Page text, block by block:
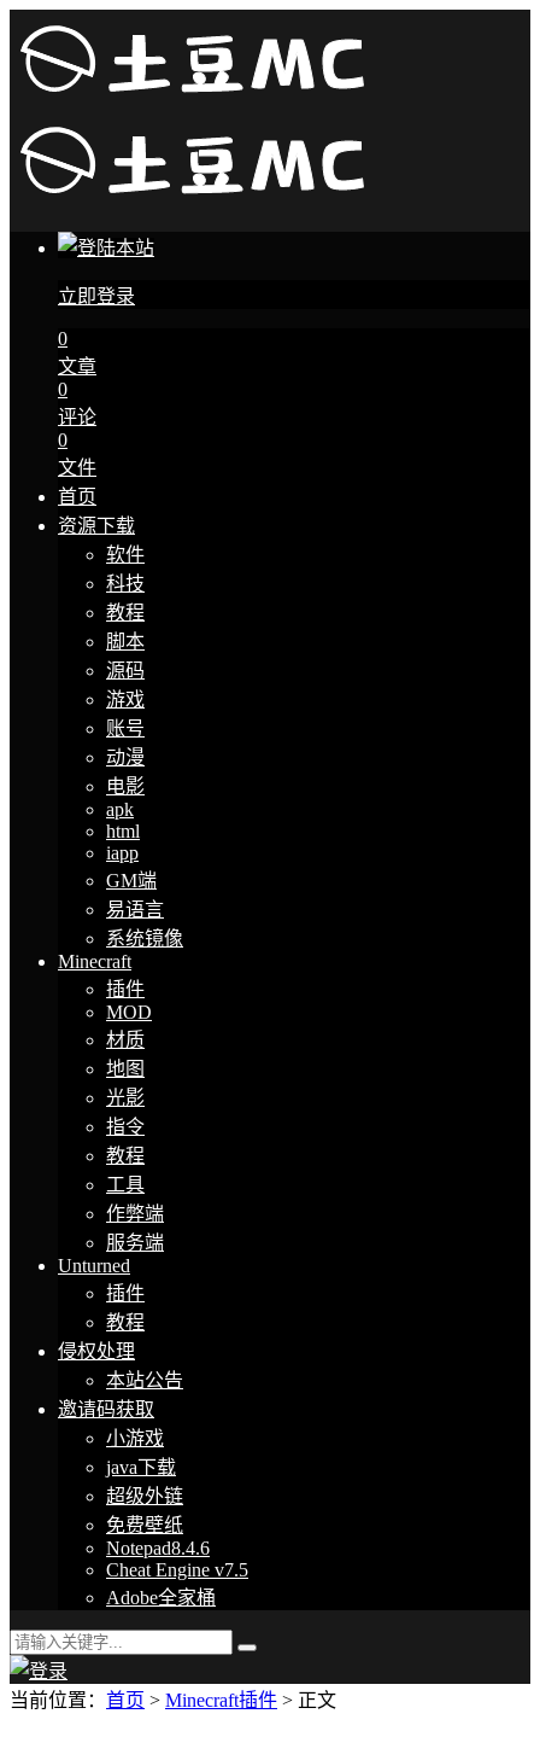
立即登录
0
文章
0
评论
0
文件
首页
资源下载
软件
科技
教程
脚本
源码
游戏
账号
动漫
电影
apk
html
iapp
GM端
易语言
系统镜像
Minecraft
插件
MOD
材质
地图
光影
指令
教程
工具
作弊端
服务端
Unturned
插件
教程
侵权处理
本站公告
邀请码获取
小游戏
java下载
超级外链
免费壁纸
Notepad8.4.6
Cheat Engine v7.5
Adobe全家桶
当前位置： 首页 > Minecraft插件 > 正文